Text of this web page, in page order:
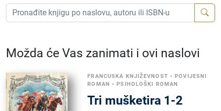
Možda će Vas zanimati i ovi naslovi
FRANCUSKA KNJIŽEVNOST •POVIJESNI
ROMAN •PSIHOLOŠKI ROMAN
Tri mušketira 1-2